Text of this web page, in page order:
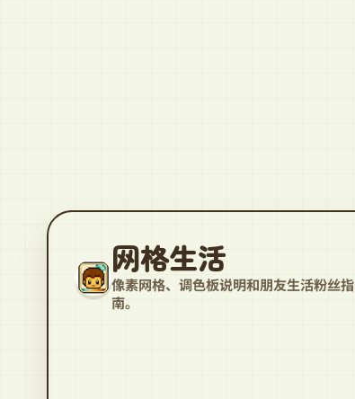
网格生活
像素网格、调色板说明和朋友生活粉丝指
南。